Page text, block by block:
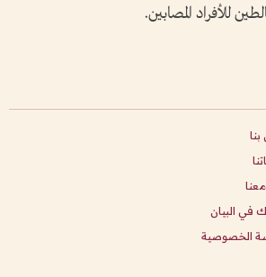
للأفراد المصابين.
في البيان
الخصوصية